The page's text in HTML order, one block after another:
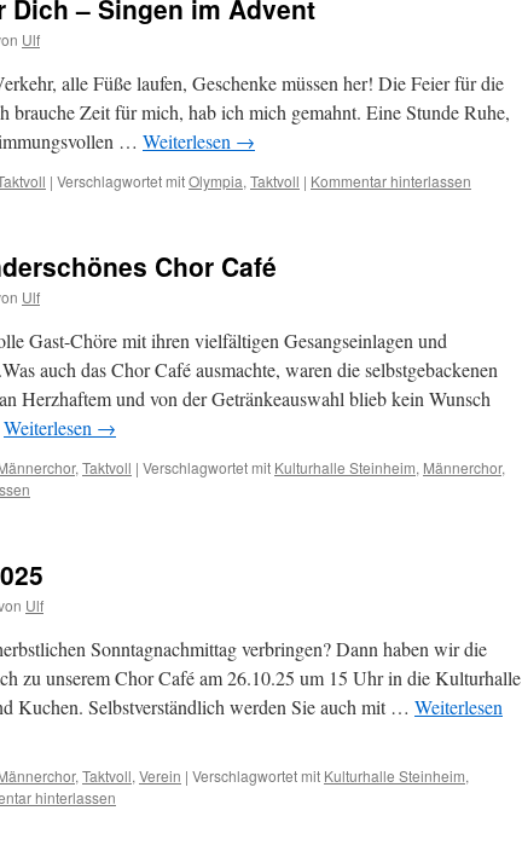
Dich – Singen im Advent
Ulf
alle Füße laufen, Geschenke müssen her! Die Feier für die
brauche Zeit für mich, hab ich mich gemahnt. Eine Stunde Ruhe,
… Weiterlesen →
| Verschlagwortet mitOlympia, Taktvoll | Kommentar hinterlassen
Chor Café
Ulf
Gast-Chöre mit ihren vielfältigen Gesangseinlagen und
auch das Chor Café ausmachte, waren die selbstgebackenen
Herzhaftem und von der Getränkeauswahl blieb kein Wunsch
Weiterlesen →
, Taktvoll | Verschlagwortet mit Kulturhalle Steinheim, Männerchor,
Ulf
Sonntagnachmittag verbringen? Dann haben wir die
zu unserem Chor Café am 26.10.25 um 15 Uhr in die Kulturhalle
Kuchen. Selbstverständlich werden Sie auch mit … Weiterlesen
, Taktvoll, Verein | Verschlagwortet mit Kulturhalle Steinheim,
hinterlassen